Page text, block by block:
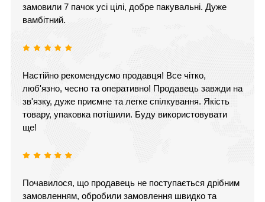
замовили 7 пачок усі цілі, добре пакувальні. Дуже
вамбітний.
Настійно рекомендуємо продавця! Все чітко,
люб'язно, чесно та оперативно! Продавець завжди на
зв'язку, дуже приємне та легке спілкування. Якість
товару, упаковка потішили. Буду використовувати
ще!
Почавилося, що продавець не поступається дрібним
замовленням, обробили замовлення швидко та